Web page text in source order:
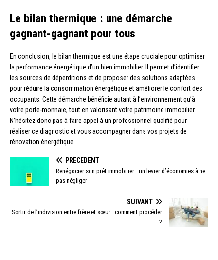
Le bilan thermique : une démarche
gagnant-gagnant pour tous
En conclusion, le bilan thermique est une étape cruciale pour optimiser
la performance énergétique d’un bien immobilier. Il permet d’identifier
les sources de déperditions et de proposer des solutions adaptées
pour réduire la consommation énergétique et améliorer le confort des
occupants. Cette démarche bénéficie autant à l’environnement qu’à
votre porte-monnaie, tout en valorisant votre patrimoine immobilier.
N’hésitez donc pas à faire appel à un professionnel qualifié pour
réaliser ce diagnostic et vous accompagner dans vos projets de
rénovation énergétique.
PRÉCÉDENT
Renégocier son prêt immobilier : un levier d’économies à ne
pas négliger
SUIVANT
Sortir de l’indivision entre frère et sœur : comment procéder
?